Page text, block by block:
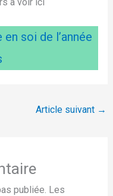
soi de l’année
Article suivant →
publiée. Les